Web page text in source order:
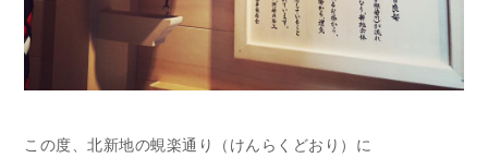
この度、北新地の蜆楽通り（けんらくどおり）に